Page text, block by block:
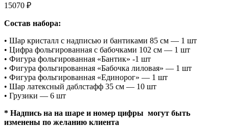
15070 ₽
Состав набора:
• Шар кристалл с надписью и бантиками 85 см — 1 шт
• Цифра фольгированная с бабочками 102 см — 1 шт
• Фигура фольгированная «Бантик» -1 шт
• Фигура фольгированная «Бабочка лиловая» — 1 шт
• Фигура фольгированная «Единорог» — 1 шт
• Шар латексный даблстафф 35 см — 10 шт
• Грузики — 6 шт
* Надпись на на шаре и номер цифры могут быть
изменены по желанию клиента